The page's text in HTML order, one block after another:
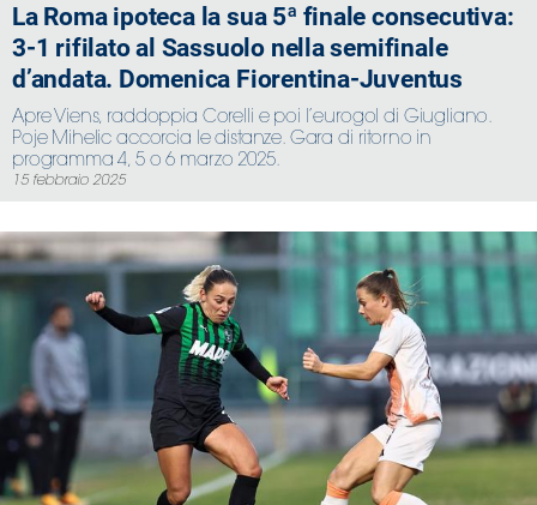
La Roma ipoteca la sua 5ª finale consecutiva:
3-1 rifilato al Sassuolo nella semifinale
d’andata. Domenica Fiorentina-Juventus
Apre Viens, raddoppia Corelli e poi l’eurogol di Giugliano.
Poje Mihelic accorcia le distanze. Gara di ritorno in
programma 4, 5 o 6 marzo 2025.
15 febbraio 2025